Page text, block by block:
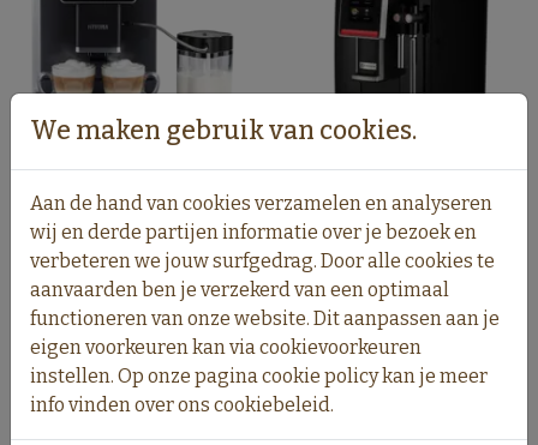
Nivona NICR 960
Vraag offerte aan
Technicup Cup TS
Vraag offerte aan
We maken gebruik van cookies.
Aan de hand van cookies verzamelen en analyseren
wij en derde partijen informatie over je bezoek en
verbeteren we jouw surfgedrag. Door alle cookies te
aanvaarden ben je verzekerd van een optimaal
functioneren van onze website. Dit aanpassen aan je
eigen voorkeuren kan via cookievoorkeuren
instellen. Op onze pagina cookie policy kan je meer
info vinden over ons cookiebeleid.